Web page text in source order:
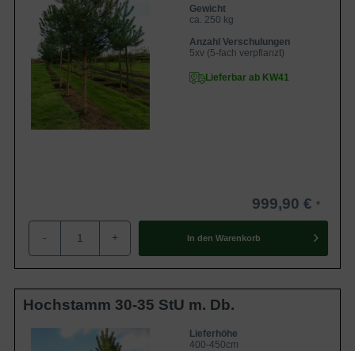
Gewicht
ca. 250 kg
Anzahl Verschulungen
5xv (5-fach verpflanzt)
Lieferbar ab KW41
999,90 €
- + In den Warenkorb
Hochstamm 30-35 StU m. Db.
Lieferhöhe
400-450cm